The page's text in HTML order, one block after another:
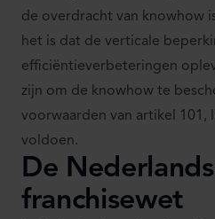
de overdracht van knowhow
het is dat de verticale
efficiëntieverbeteringen
zijn om de knowhow te
voorwaarden van artikel 101,
voldoen.
De
franchisewet